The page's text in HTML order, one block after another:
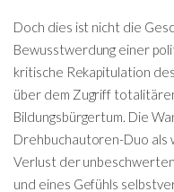
Doch dies ist nicht die
Bewusstwerdung einer
kritische Rekapitulation
über dem Zugriff
Bildungsbürgertum. Die
Drehbuchautoren-Duo
Verlust der
und eines Gefühls